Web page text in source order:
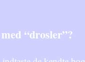
“drosler”?